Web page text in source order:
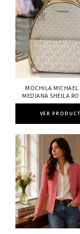
MOCHILA MICHAEL
MEDIANA SHEILA
VER